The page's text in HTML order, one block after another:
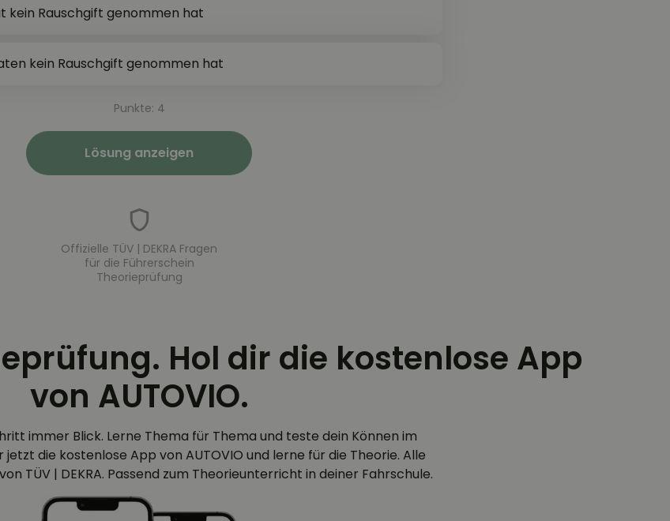
kein Rauschgift genommen hat
kein Rauschgift genommen hat
Punkte: 4
Lösung anzeigen
Offizielle TÜV | DEKRA Fragen
für die Führerschein
Theorieprüfung
Hol dir die kostenlose App
von AUTOVIO.
immer Blick. Lerne Thema für Thema und teste dein Können im
die kostenlose App von AUTOVIO und lerne für die Theorie. Alle
TÜV | DEKRA. Passend zum Theorieunterricht in deiner Fahrschule.